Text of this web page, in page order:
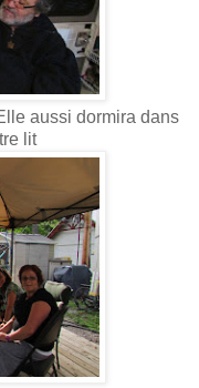
aussi dormira dans
lit